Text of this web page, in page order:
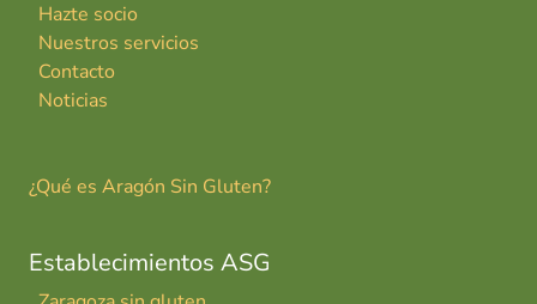
Hazte socio
Nuestros servicios
Contacto
Noticias
¿Qué es Aragón Sin Gluten?
Establecimientos ASG